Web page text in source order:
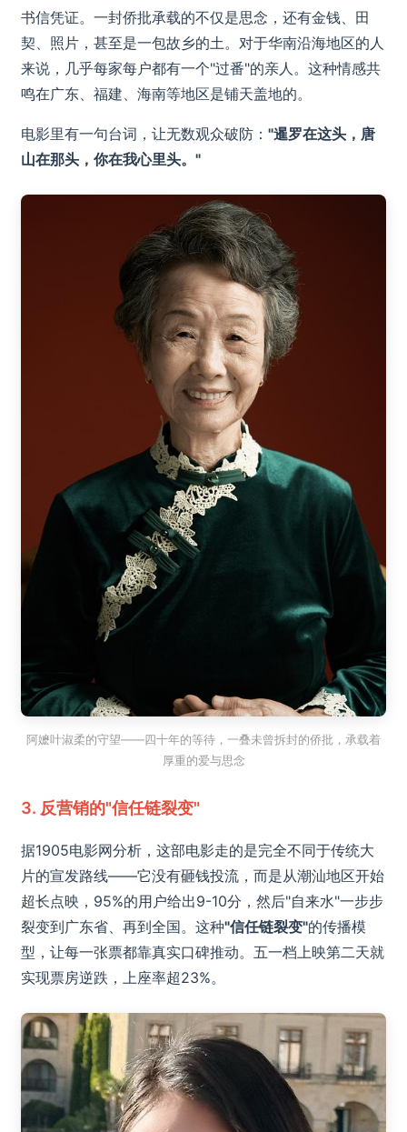
书信凭证。一封侨批承载的不仅是思念，还有金钱、田
契、照片，甚至是一包故乡的土。对于华南沿海地区的人
来说，几乎每家每户都有一个"过番"的亲人。这种情感共
鸣在广东、福建、海南等地区是铺天盖地的。
电影里有一句台词，让无数观众破防： "暹罗在这头，唐
山在那头，你在我心里头。"
阿嬷叶淑柔的守望——四十年的等待，一叠未曾拆封的侨批，承载着
厚重的爱与思念
3. 反营销的"信任链裂变"
据1905电影网分析，这部电影走的是完全不同于传统大
片的宣发路线——它没有砸钱投流，而是从潮汕地区开始
超长点映，95%的用户给出9-10分，然后"自来水"一步步
裂变到广东省、再到全国。这种"信任链裂变"的传播模
型，让每一张票都靠真实口碑推动。五一档上映第二天就
实现票房逆跌，上座率超23%。